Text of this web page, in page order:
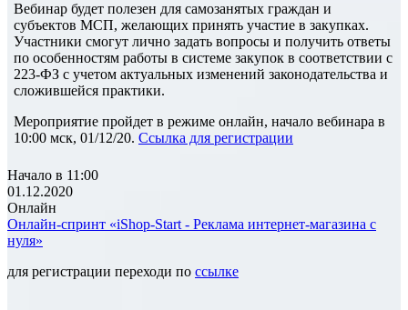
Вебинар будет полезен для самозанятых граждан и
субъектов МСП, желающих принять участие в закупках.
Участники смогут лично задать вопросы и получить ответы
по особенностям работы в системе закупок в соответствии с
223-ФЗ с учетом актуальных изменений законодательства и
сложившейся практики.
Мероприятие пройдет в режиме онлайн, начало вебинара в
10:00 мск, 01/12/20. Ссылка для регистрации
Начало в 11:00
01.12.2020
Онлайн
Онлайн-спринт «iShop-Start - Реклама интернет-магазина с
нуля»
для регистрации переходи по ссылке